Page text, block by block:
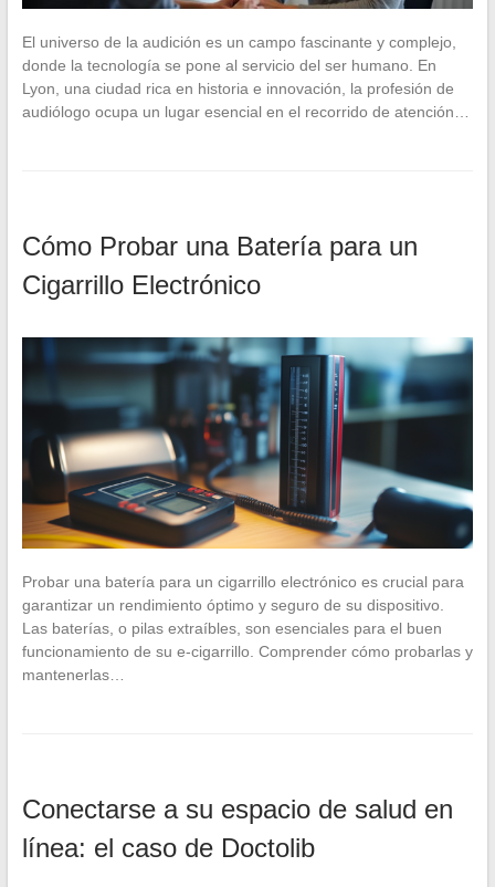
El universo de la audición es un campo fascinante y complejo,
donde la tecnología se pone al servicio del ser humano. En
Lyon, una ciudad rica en historia e innovación, la profesión de
audiólogo ocupa un lugar esencial en el recorrido de atención…
Cómo Probar una Batería para un
Cigarrillo Electrónico
Probar una batería para un cigarrillo electrónico es crucial para
garantizar un rendimiento óptimo y seguro de su dispositivo.
Las baterías, o pilas extraíbles, son esenciales para el buen
funcionamiento de su e-cigarrillo. Comprender cómo probarlas y
mantenerlas…
Conectarse a su espacio de salud en
línea: el caso de Doctolib